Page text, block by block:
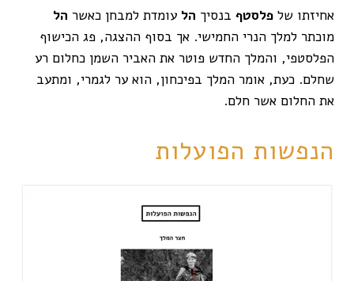
אחיזתו של פלסטף בנסיך הל עומדת למבחן כאשר הל
מוכתר למלך הנרי החמישי. אך בסוף ההצגה, פג הכישוף
הפלסטפי, והמלך החדש פוטר את האביר השמן כחלום רע
שחלם. כעת, אומר המלך בפיכחון, הוא ער לגמרי, ומתעב
את החלום אשר חלם.
הנפשות הפועלות